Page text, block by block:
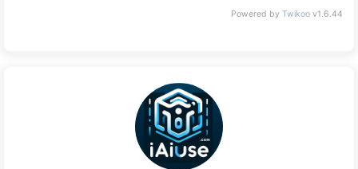
Powered by Twikoo v1.6.44